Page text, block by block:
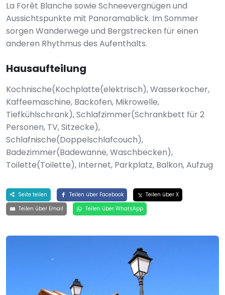
La Forêt Blanche sowie Schneevergnügen und
Aussichtspunkte mit Panoramablick. Im Sommer
sorgen Wanderwege und Bergstrecken für einen
anderen Rhythmus des Aufenthalts.
Hausaufteilung
Kochnische(Kochplatte(elektrisch), Wasserkocher,
Kaffeemaschine, Backofen, Mikrowelle,
Tiefkühlschrank), Schlafzimmer(Schrankbett für 2
Personen, TV, Sitzecke),
Schlafnische(Doppelschlafcouch),
Badezimmer(Badewanne, Waschbecken),
Toilette(Toilette), Internet, Parkplatz, Balkon, Aufzug
Seite teilen Teilen über Facebook
Teilen über X
Teilen über Email
Teilen über WhatsApp